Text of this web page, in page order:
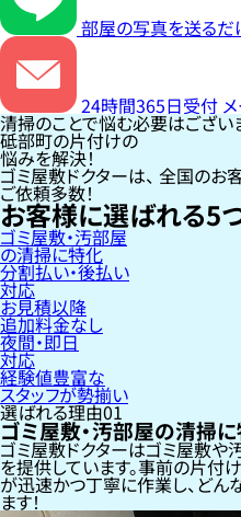
部屋の写真を送るだ
24時間365日受付
清掃のことで悩む必要はござい
砥部町の片付けの
悩みを解決！
ゴミ屋敷ドクターは、 全国のお
ご依頼多数！
お客様に選ばれる5
ゴミ屋敷・汚部屋
の清掃に特化
分割払い・後払い
対応
お見積以降
追加料金なし
夜間・即日
対応
経験値豊富な
スタッフが勢揃い
選ばれる理由01
ゴミ屋敷・汚部屋の清掃
ゴミ屋敷ドクターはゴミ屋敷
を提供しています。事前の片付
が迅速かつ丁寧に作業し、ど
ます！